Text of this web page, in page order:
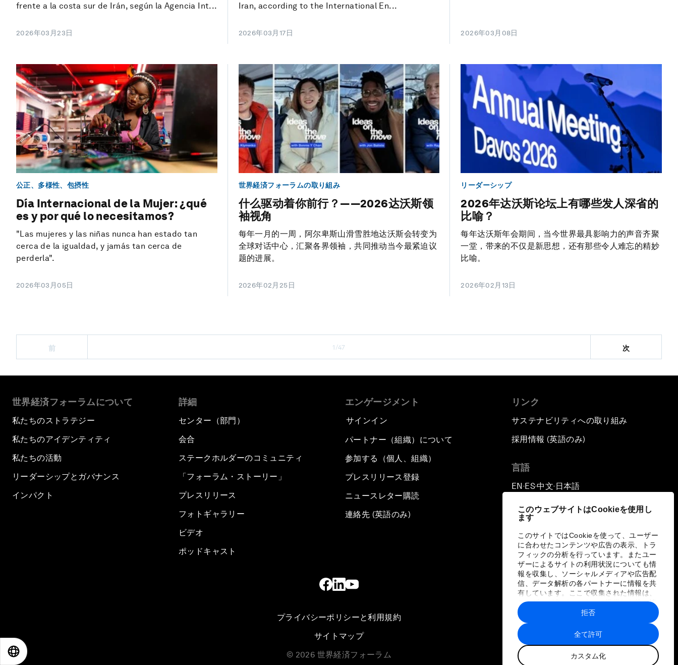
このウェブサイトはCookieを使用し
ます
このサイトではCookieを使って、ユーザー
に合わせたコンテンツや広告の表示、トラ
フィックの分析を行っています。またユー
ザーによるサイトの利用状況についても情
報を収集し、ソーシャルメディアや広告配
信、データ解析の各パートナーに情報を共
有しています。ここで収集された情報は、
ユーザーが各パートナーに提供した他の情
報や各パートナーのサービスを使用した際
に収集された情報と組み合わされ、各パー
トナーによって使用されることがありま
す。
全て許可
カスタム化
拒否
frente a la costa sur de Irán, según la Agencia Int...
2026年03月23日
Iran, according to the International En...
2026年03月17日 2026年03月08日
公正、多様性、包摂性
Día Internacional de la Mujer: ¿qué
es y por qué lo necesitamos?
"Las mujeres y las niñas nunca han estado tan
cerca de la igualdad, y jamás tan cerca de
perderla".
2026年03月05日
世界経済フォーラムの取り組み
什么驱动着你前行？——2026达沃斯领
袖视角
每年一月的一周，阿尔卑斯山滑雪胜地达沃斯会转变为
全球对话中心，汇聚各界领袖，共同推动当今最紧迫议
题的进展。
2026年02月25日
リーダーシップ
2026年达沃斯论坛上有哪些发人深省的
比喻？
每年达沃斯年会期间，当今世界最具影响力的声音齐聚
一堂，带来的不仅是新思想，还有那些令人难忘的精妙
比喻。
2026年02月13日
前 1/47 次
世界経済フォーラムについて
私たちのストラテジー
私たちのアイデンティティ
私たちの活動
リーダーシップとガバナンス
インパクト
詳細
センター（部門）
会合
ステークホルダーのコミュニティ
「フォーラム・ストーリー」
プレスリリース
フォトギャラリー
ビデオ
ポッドキャスト
エンゲージメント
サインイン
パートナー（組織）について
参加する（個人、組織）
プレスリリース登録
ニュースレター購読
連絡先 (英語のみ)
リンク
サステナビリティへの取り組み
採用情報 (英語のみ)
言語
EN ▪ES▪中文▪ 日本語
プライバシーポリシーと利用規約
サイトマップ
© 2026 世界経済フォーラム